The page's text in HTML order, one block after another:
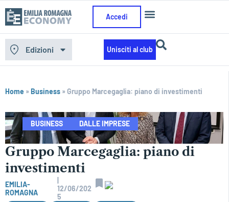
Accedi
Edizioni Unisciti al club
Home »Business »Gruppo Marcegaglia: piano di investimenti
BUSINESS DALLE IMPRESE
Gruppo Marcegaglia: piano di
investimenti
EMILIA-
ROMAGNA
12/06/202
5